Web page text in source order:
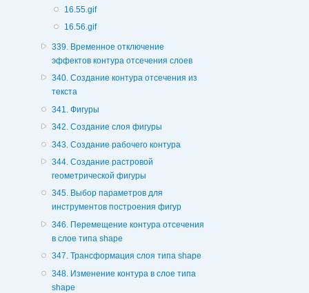
16.55.gif
16.56.gif
339. Временное отключение
эффектов контура отсечения слоев
340. Создание контура отсечения из
текста
341. Фигуры
342. Создание слоя фигуры
343. Создание рабочего контура
344. Создание растровой
геометрической фигуры
345. Выбор параметров для
инструментов построения фигур
346. Перемещение контура отсечения
в слое типа shape
347. Трансформация слоя типа shape
348. Изменение контура в слое типа
shape